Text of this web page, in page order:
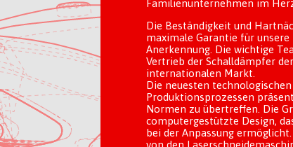
Familienunternehmen im
Die Beständigkeit und
maximale Garantie für
Anerkennung. Die wichtige
Vertrieb der Schalldämpfer
internationalen Markt.
Die neuesten
Produktionsprozessen
Normen zu übertreffen. Die
computergestützte Design,
bei der Anpassung
von den